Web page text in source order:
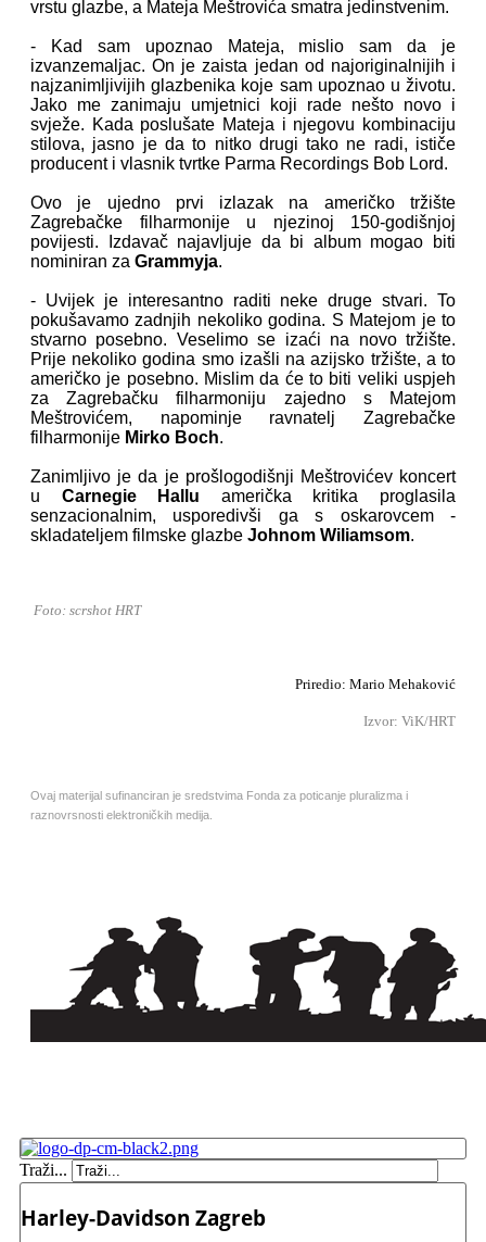
vrstu glazbe, a Mateja Meštrovića smatra jedinstvenim.
- Kad sam upoznao Mateja, mislio sam da je
izvanzemaljac. On je zaista jedan od najoriginalnijih i
najzanimljivijih glazbenika koje sam upoznao u životu.
Jako me zanimaju umjetnici koji rade nešto novo i
svježe. Kada poslušate Mateja i njegovu kombinaciju
stilova, jasno je da to nitko drugi tako ne radi, ističe
producent i vlasnik tvrtke Parma Recordings Bob Lord.
Ovo je ujedno prvi izlazak na američko tržište
Zagrebačke filharmonije u njezinoj 150-godišnjoj
povijesti. Izdavač najavljuje da bi album mogao biti
nominiran za Grammyja.
- Uvijek je interesantno raditi neke druge stvari. To
pokušavamo zadnjih nekoliko godina. S Matejom je to
stvarno posebno. Veselimo se izaći na novo tržište.
Prije nekoliko godina smo izašli na azijsko tržište, a to
američko je posebno. Mislim da će to biti veliki uspjeh
za Zagrebačku filharmoniju zajedno s Matejom
Meštrovićem, napominje ravnatelj Zagrebačke
filharmonije Mirko Boch.
Zanimljivo je da je prošlogodišnji Meštrovićev koncert
u Carnegie Hallu američka kritika proglasila
senzacionalnim, usporedivši ga s oskarovcem -
skladateljem filmske glazbe Johnom Wiliamsom.
Foto: scrshot HRT
Priredio: Mario Mehaković
Izvor: ViK/HRT
Ovaj materijal sufinanciran je sredstvima Fonda za poticanje pluralizma i
raznovrsnosti elektroničkih medija.
Traži...
Harley-Davidson Zagreb